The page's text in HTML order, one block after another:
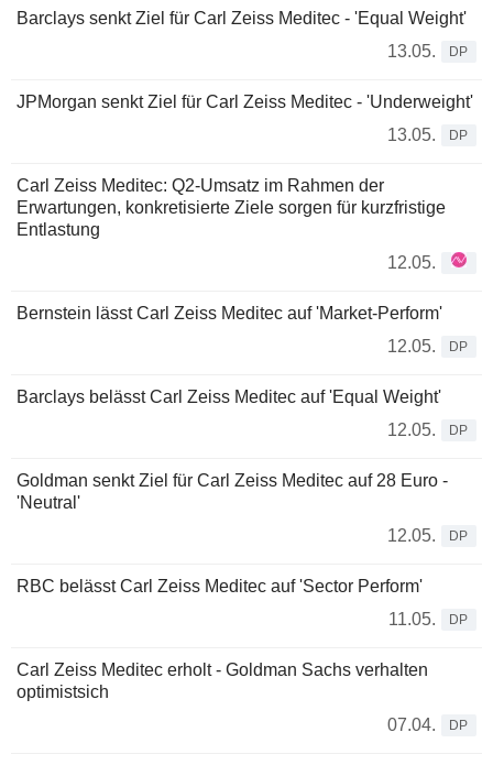
Barclays senkt Ziel für Carl Zeiss Meditec - 'Equal Weight'
13.05.
DP
JPMorgan senkt Ziel für Carl Zeiss Meditec - 'Underweight'
13.05.
DP
Carl Zeiss Meditec: Q2-Umsatz im Rahmen der
Erwartungen, konkretisierte Ziele sorgen für kurzfristige
Entlastung
12.05.
Bernstein lässt Carl Zeiss Meditec auf 'Market-Perform'
12.05.
DP
Barclays belässt Carl Zeiss Meditec auf 'Equal Weight'
12.05.
DP
Goldman senkt Ziel für Carl Zeiss Meditec auf 28 Euro -
'Neutral'
12.05.
DP
RBC belässt Carl Zeiss Meditec auf 'Sector Perform'
11.05.
DP
Carl Zeiss Meditec erholt - Goldman Sachs verhalten
optimistsich
07.04.
DP